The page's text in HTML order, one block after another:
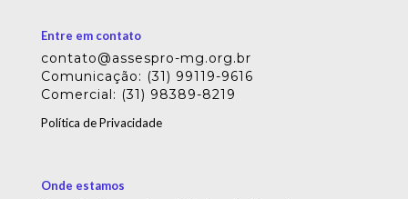
Entre em contato
contato@assespro-mg.org.br
Comunicação: (31) 99119-9616
Comercial: (31) 98389-8219
Política de Privacidade
Onde estamos